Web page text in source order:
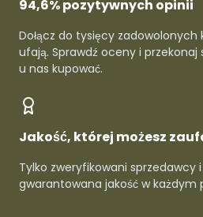
94,6% pozytywnych opinii
Dołącz do tysięcy
ufają. Sprawdź oceny i przekonaj
u nas kupować.
Jakość, której możesz
Tylko zweryfikowani
gwarantowana jakość w każdym